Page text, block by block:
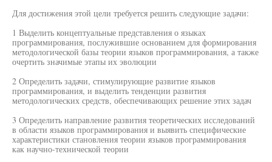
Для достижения этой цели требуется решить следующие задачи:
1 Выделить концептуальные представления о языках
программирования, послужившие основанием для формирования
методологической базы теории языков программирования, а также
очертить значимые этапы их эволюции
2 Определить задачи, стимулирующие развитие языков
программирования, и выделить тенденции развития
методологических средств, обеспечивающих решение этих задач
3 Определить направление развития теоретических исследований
в области языков программирования и выявить специфические
характеристики становления теории языков программирования
как научно-технической теории